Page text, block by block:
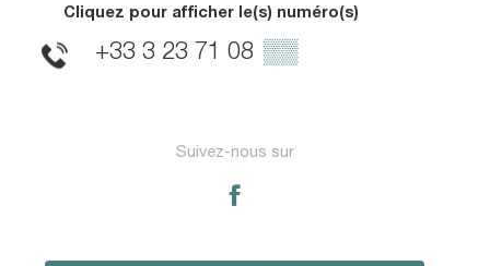
Cliquez pour afficher le(s) numéro(s)
+33 3 23 71 08 ▒▒
Suivez-nous sur